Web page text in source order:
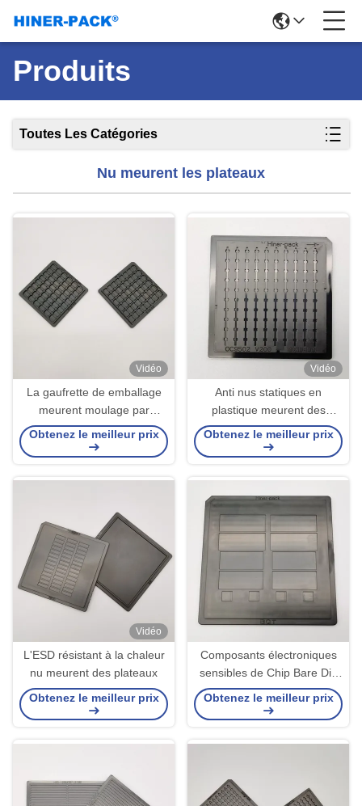
Produits
Toutes Les Catégories
Nu meurent les plateaux
Vidéo
La gaufrette de emballage
meurent moulage par
injection nu d'ESD de
plateaux de matrice de PC
Obtenez le meilleur prix
Vidéo
Anti nus statiques en
plastique meurent des
plateaux
Obtenez le meilleur prix
Vidéo
L'ESD résistant à la chaleur
nu meurent des plateaux
Obtenez le meilleur prix
Composants électroniques
sensibles de Chip Bare Die
Trays For de combinaison
d'affichage
Obtenez le meilleur prix